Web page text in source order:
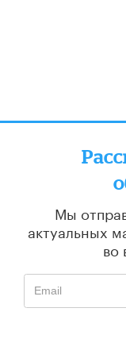
Мы
актуальных
во